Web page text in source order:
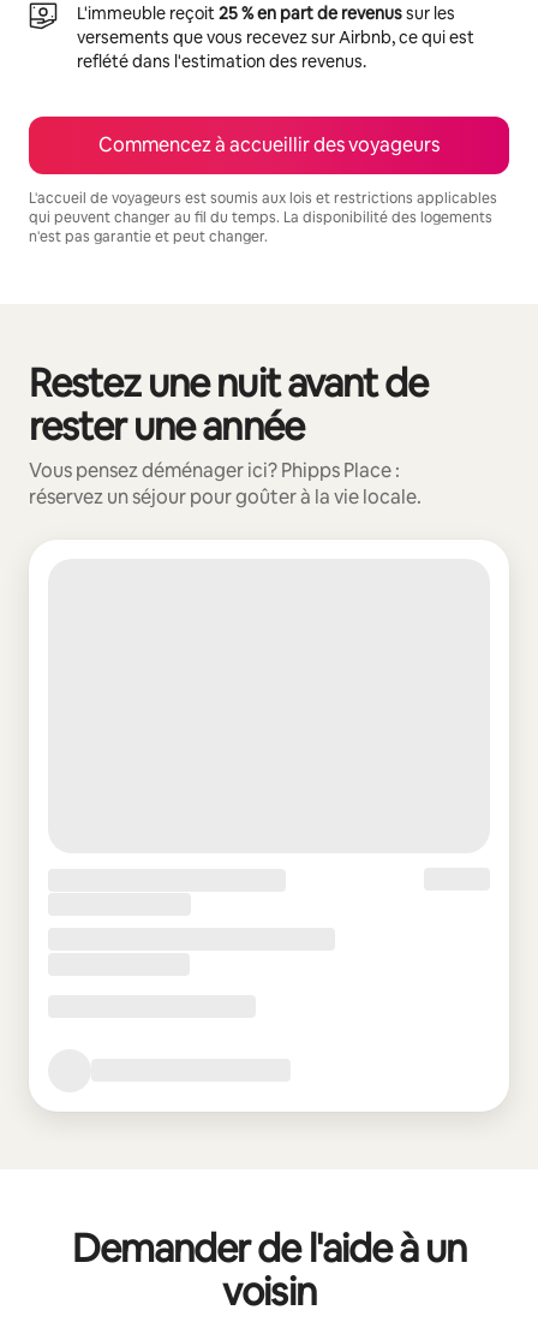
L'immeuble reçoit25 % en part de revenussur les
versements que vous recevez sur Airbnb, ce qui est
reflété dans l'estimation des revenus.
Commencez à accueillir des voyageurs
L'accueil de voyageurs est soumis aux lois et restrictions applicables
qui peuvent changer au fil du temps. La disponibilité des logements
n'est pas garantie et peut changer.
Restez une nuit avant de
rester une année
Vous pensez déménager ici? Phipps Place :
réservez un séjour pour goûter à la vie locale.
0 article sur 0 est affiché.
Demander de l'aide à un
voisin